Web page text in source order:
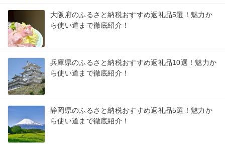
大阪府のふるさと納税おすすめ返礼品5選！魅力か
ら使い道まで徹底紹介！
兵庫県のふるさと納税おすすめ返礼品10選！魅力か
ら使い道まで徹底紹介！
静岡県のふるさと納税おすすめ返礼品5選！魅力か
ら使い道まで徹底紹介！